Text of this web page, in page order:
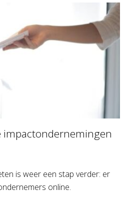
is weer een stap verder: er
online.